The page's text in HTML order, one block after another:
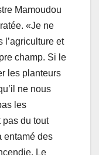
Mamoudou
«Je ne
l’agriculture et
champ. Si le
les planteurs
ne nous
les
pas du tout
entamé des
Le